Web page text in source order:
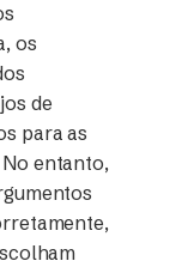
os
de
para as
entanto,